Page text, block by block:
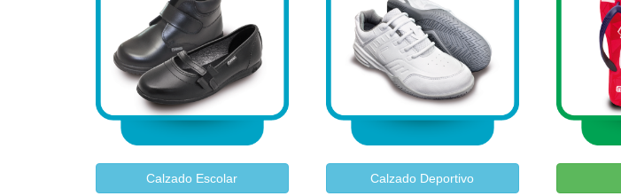
Calzado Escolar Calzado Deportivo